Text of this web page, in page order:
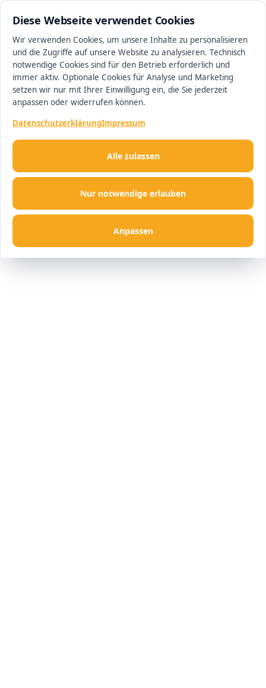
Diese Webseite verwendet Cookies
Wir verwenden Cookies, um unsere Inhalte zu personalisieren
und die Zugriffe auf unsere Website zu analysieren. Technisch
notwendige Cookies sind für den Betrieb erforderlich und
immer aktiv. Optionale Cookies für Analyse und Marketing
setzen wir nur mit Ihrer Einwilligung ein, die Sie jederzeit
anpassen oder widerrufen können.
DatenschutzerklärungImpressum
Nur notwendige erlauben
Anpassen
Alle zulassen